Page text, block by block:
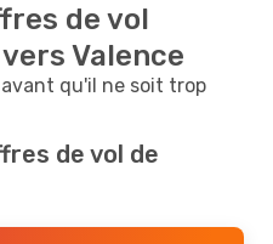
de vol
Valence
qu'il ne soit trop
de vol de